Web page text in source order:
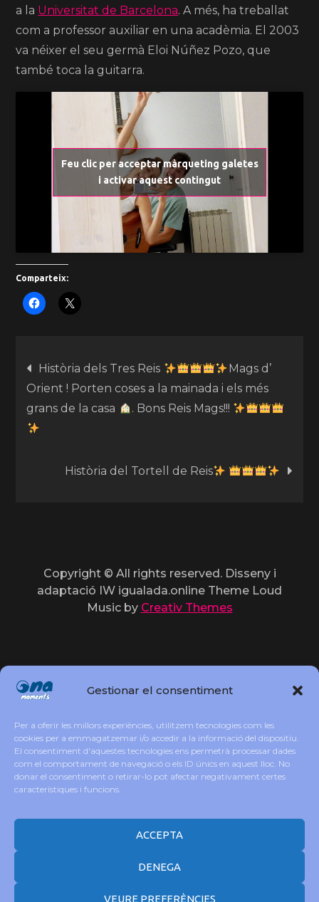
Gestionar el consentiment
Per a oferir les millors experiències, utilitzem tecnologies com les
cookies per a emmagatzemar i/o accedir a la informació del dispositiu.
El consentiment d'aquestes tecnologies ens permetrà processar dades
com el comportament de navegació o els ID únics en aquest lloc. No
donar el consentiment o retirar-lo pot afectar negativament certes
característiques i funcions.
ACCEPTA
DENEGA
VEURE PREFERÈNCIES
a la Universitat de Barcelona. A més, ha treballat
com a professor auxiliar en una acadèmia. El 2003
va néixer el seu germà Eloi Núñez Pozo, que
també toca la guitarra.
Feu clic per acceptar màrqueting galetes
i activar aquest contingut
Comparteix:
Història dels Tres Reis
Mags d’
Orient ! Porten coses a la mainada i els més
grans de la casa
. Bons Reis Mags!!!
Història del Tortell de Reis
Copyright © All rights reserved. Disseny i
adaptació IW igualada.online Theme Loud
Music by Creativ Themes